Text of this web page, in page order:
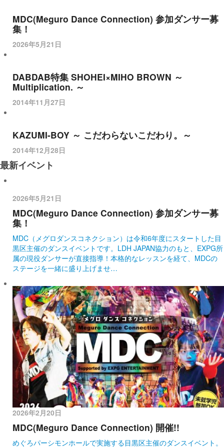
MDC(Meguro Dance Connection) 参加ダンサー募
集！
2026年5月21日
DABDAB特集 SHOHEI×MIHO BROWN ～
Multiplication. ～
2014年11月27日
KAZUMI-BOY ～ こだわらないこだわり。～
2014年12月28日
最新イベント
2026年5月21日
MDC(Meguro Dance Connection) 参加ダンサー募
集！
MDC（メグロダンスコネクション）は令和6年度にスタートした目
黒区主催のダンスイベントです。LDH JAPAN協力のもと、EXPG所
属の現役ダンサーが直接指導！本格的なレッスンを経て、MDCの
ステージを一緒に盛り上げませ…
2026年2月20日
MDC(Meguro Dance Connection) 開催!!
めぐろパーシモンホールで実施する目黒区主催のダンスイベント。